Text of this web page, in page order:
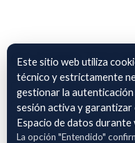
OLIVAR
El archivo adjunto
correspondiente a
identificación SIGPAC
su localización
Este sitio web utiliza
técnico y estrictamente
gestionar la
sesión activa y
Espacio de datos
La opción "Entendido"